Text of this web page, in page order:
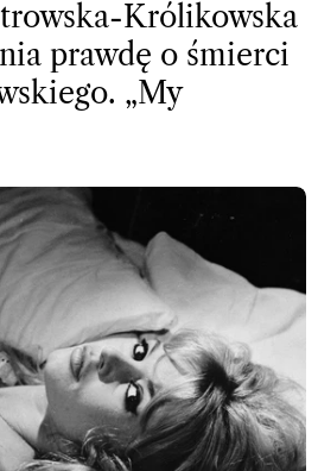
Królikowska
prawdę o śmierci
„My